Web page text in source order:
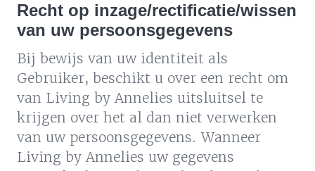
Recht op inzage/rectificatie/wissen
van uw persoonsgegevens
Bij bewijs van uw identiteit als
Gebruiker, beschikt u over een recht om
van Living by Annelies uitsluitsel te
krijgen over het al dan niet verwerken
van uw persoonsgegevens. Wanneer
Living by Annelies uw gegevens